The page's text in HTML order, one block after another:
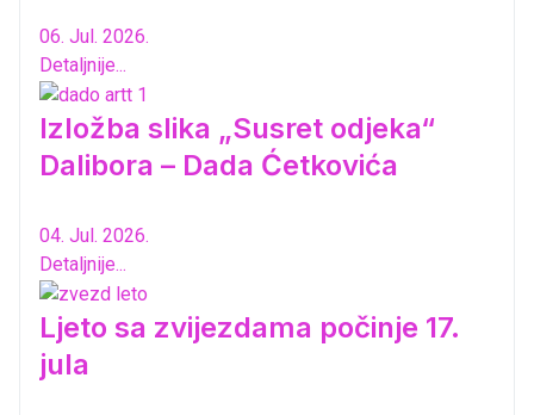
06. Jul. 2026.
Detaljnije...
Izložba slika „Susret odjeka“
Dalibora – Dada Ćetkovića
04. Jul. 2026.
Detaljnije...
Ljeto sa zvijezdama počinje 17.
jula